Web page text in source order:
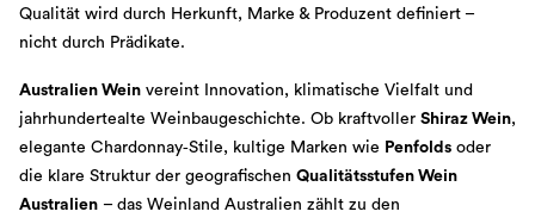
Qualität wird durch Herkunft, Marke & Produzent definiert –
nicht durch Prädikate.
Australien Wein vereint Innovation, klimatische Vielfalt und
jahrhundertealte Weinbaugeschichte. Ob kraftvoller Shiraz Wein,
elegante Chardonnay‑Stile, kultige Marken wie Penfolds oder
die klare Struktur der geografischen Qualitätsstufen Wein
Australien – das Weinland Australien zählt zu den